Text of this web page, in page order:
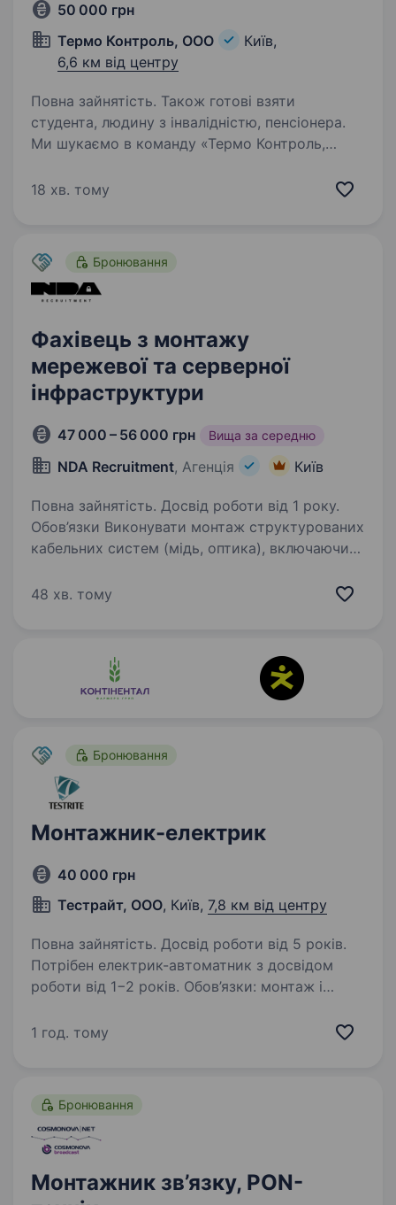
50 000 грн
Термо Контроль, ООО
Київ,
6,6 км від центру
Повна зайнятість. Також готові взяти
студента, людину з інвалідністю, пенсіонера.
Ми шукаємо в команду «Термо Контроль,
та кондиціонування. Основні обов’язки
та кондиціонування…
18 хв. тому
Бронювання
Фахівець з монтажу
мережевої та серверної
інфраструктури
47 000 – 56 000 грн Вища за середню
NDA Recruitment, Агенція Київ
Повна зайнятість. Досвід роботи від 1 року.
Обов’язки Виконувати монтаж структурованих
кабельних систем (мідь, оптика), включаючи
на висоті Збирати та встановлювати серверні
48 хв. тому
Бронювання
Монтажник-електрик
40 000 грн
Тестрайт, ООО, Київ, 7,8 км від центру
Повна зайнятість. Досвід роботи від 5 років.
Потрібен електрик-автоматник з досвідом
роботи від 1−2 років. Обов’язки: монтаж і
паливом, налаштування та обслуговування
1 год. тому
Бронювання
Монтажник зв’язку, PON-